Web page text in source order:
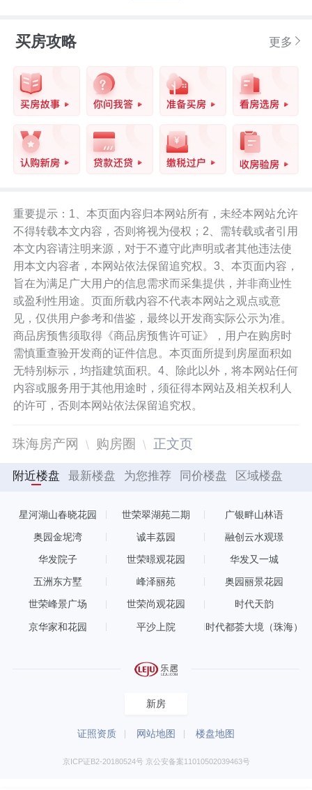
买房攻略 更多
重要提示：1、本页面内容归本网站所有，未经本网站允许
不得转载本文内容，否则将视为侵权；2、需转载或者引用
本文内容请注明来源，对于不遵守此声明或者其他违法使
用本文内容者，本网站依法保留追究权。3、本页面内容，
旨在为满足广大用户的信息需求而采集提供，并非商业性
或盈利性用途。页面所载内容不代表本网站之观点或意
见，仅供用户参考和借鉴，最终以开发商实际公示为准。
商品房预售须取得《商品房预售许可证》，用户在购房时
需慎重查验开发商的证件信息。本页面所提到房屋面积如
无特别标示，均指建筑面积。4、除此以外，将本网站任何
内容或服务用于其他用途时，须征得本网站及相关权利人
的许可，否则本网站依法保留追究权。
珠海房产网 购房圈 正文页
附近楼盘 最新楼盘 为您推荐 同价楼盘 区域楼盘
星河湖山春晓花园 世荣翠湖苑二期 广银畔山林语
奥园金坭湾 诚丰荔园 融创云水观璟
华发院子 世荣暻观花园 华发又一城
五洲东方墅 峰泽丽苑 奥园丽景花园
世荣峰景广场 世荣尚观花园 时代天韵
京华家和花园 平沙上院 时代都荟大境（珠海）
新房
证照资质 网站地图 楼盘地图
京ICP证B2-20180524号 京公安备案11010502039463号